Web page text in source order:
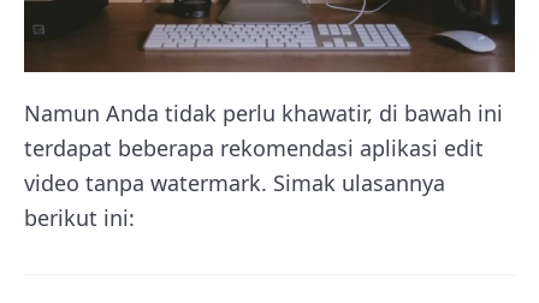
Namun Anda tidak perlu khawatir, di bawah ini
terdapat beberapa rekomendasi aplikasi edit
video tanpa watermark. Simak ulasannya
berikut ini: